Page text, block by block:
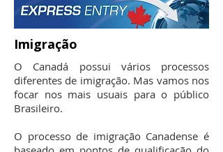
Imigração
O Canadá possui vários processos
diferentes de imigração. Mas vamos nos
focar nos mais usuais para o público
Brasileiro.
O processo de imigração Canadense é